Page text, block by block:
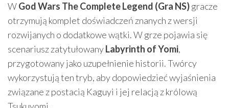
WGod Wars The Complete Legend (Gra NS)gracze
otrzymują komplet doświadczeń znanych z wersji
rozwijanych o dodatkowe wątki. W grze pojawia się
scenariusz zatytułowanyLabyrinth of Yomi,
przygotowany jako uzupełnienie historii. Twórcy
wykorzystują ten tryb, aby dopowiedzieć wyjaśnienia
związane z postacią Kaguyi i jej relacją z królową